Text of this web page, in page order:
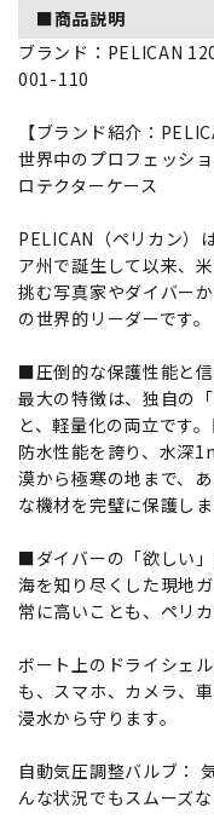
■商品説明
ブランド：PELICAN
001-110
【ブランド紹介：
世界中のプロフェッシ
ロテクターケース
PELICAN（ペリカン）
ア州で誕生して以来、
挑む写真家やダイバー
の世界的リーダーです。
■圧倒的な保護性能と
最大の特徴は、独自の
と、軽量化の両立です
防水性能を誇り、水深
漠から極寒の地まで、
な機材を完璧に保護しま
■ダイバーの「欲しい
海を知り尽くした現地
常に高いことも、ペリ
ボート上のドライシェ
も、スマホ、カメラ、
浸水から守ります。
自動気圧調整バルブ：
んな状況でもスムーズな